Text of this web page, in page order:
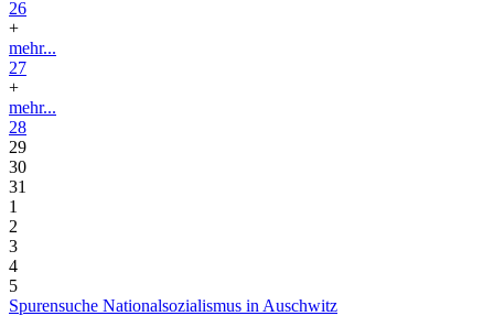
26
+
mehr...
27
+
mehr...
28
29
30
31
1
2
3
4
5
Spurensuche Nationalsozialismus in Auschwitz